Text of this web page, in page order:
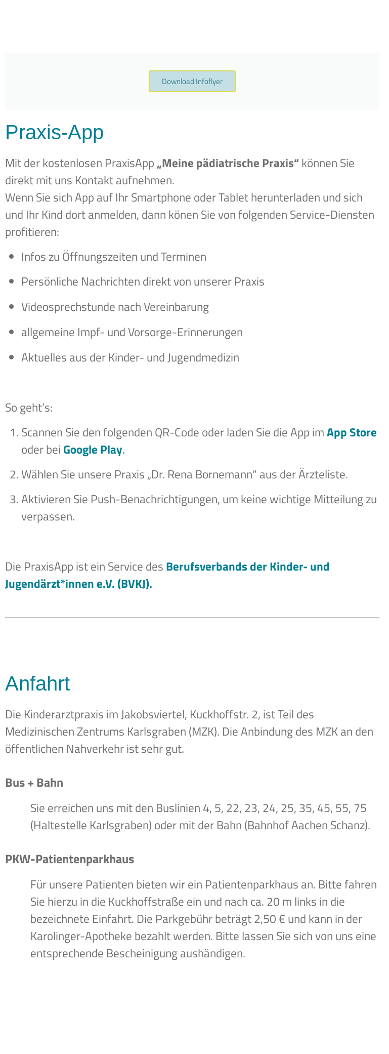
Download Infoflyer
Praxis-App
Mit der kostenlosen PraxisApp„Meine pädiatrische Praxis“können Sie
direkt mit uns Kontakt aufnehmen.
Wenn Sie sich App auf Ihr Smartphone oder Tablet herunterladen und sich
und Ihr Kind dort anmelden, dann könen Sie von folgenden Service-Diensten
profitieren:
Infos zu Öffnungszeiten und Terminen
Persönliche Nachrichten direkt von unserer Praxis
Videosprechstunde nach Vereinbarung
allgemeine Impf- und Vorsorge-Erinnerungen
Aktuelles aus der Kinder- und Jugendmedizin
So geht’s:
Scannen Sie den folgenden QR-Code oder laden Sie die App imApp Store
oder bei Google Play.
Wählen Sie unsere Praxis „Dr. Rena Bornemann“ aus der Ärzteliste.
Aktivieren Sie Push-Benachrichtigungen, um keine wichtige Mitteilung zu
verpassen.
Die PraxisApp ist ein Service des Berufsverbands der Kinder- und
Jugendärzt*innen e.V. (BVKJ).
Anfahrt
Die Kinderarztpraxis im Jakobsviertel, Kuckhoffstr. 2, ist Teil des
Medizinischen Zentrums Karlsgraben (MZK). Die Anbindung des MZK an den
öffentlichen Nahverkehr ist sehr gut.
Bus + Bahn
Sie erreichen uns mit den Buslinien 4, 5, 22, 23, 24, 25, 35, 45, 55, 75
(Haltestelle Karlsgraben) oder mit der Bahn (Bahnhof Aachen Schanz).
PKW-Patientenparkhaus
Für unsere Patienten bieten wir ein Patientenparkhaus an. Bitte fahren
Sie hierzu in die Kuckhoffstraße ein und nach ca. 20 m links in die
bezeichnete Einfahrt. Die Parkgebühr beträgt 2,50 € und kann in der
Karolinger-Apotheke bezahlt werden. Bitte lassen Sie sich von uns eine
entsprechende Bescheinigung aushändigen.